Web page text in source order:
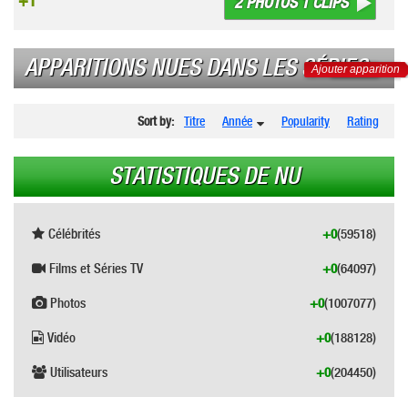
APPARITIONS NUES DANS LES SÉRIES
Ajouter apparition
Sort by: Titre Année Popularity Rating
STATISTIQUES DE NU
Célébrités (59518)
+0
Films et Séries TV (64097)
+0
Photos (1007077)
+0
Vidéo (188128)
+0
Utilisateurs (204450)
+0